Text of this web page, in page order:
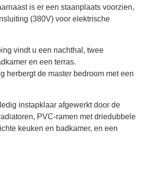
is er een staanplaats voorzien,
(380V) voor elektrische
vindt u een nachthal, twee
en een terras.
herbergt de master bedroom met een
instapklaar afgewerkt door de
PVC-ramen met driedubbele
keuken en badkamer, en een